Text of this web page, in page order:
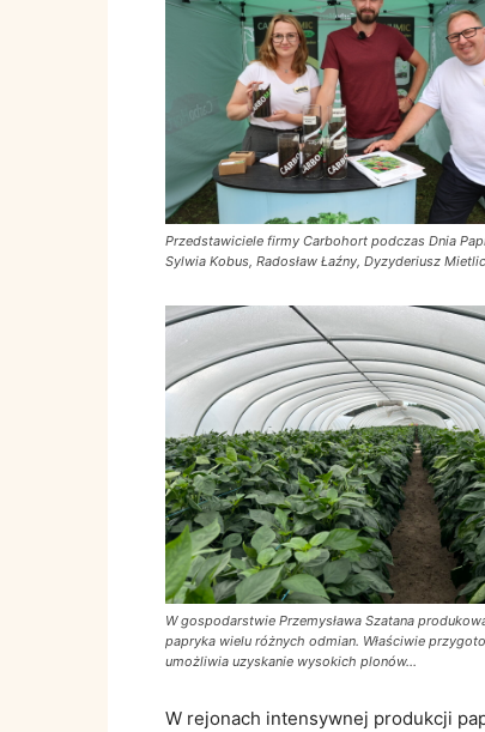
Przedstawiciele firmy Carbohort podczas Dnia
Sylwia Kobus, Radosław Łaźny, Dyzyderiusz
W gospodarstwie Przemysława Szatana
papryka wielu różnych odmian. Właściwie
umożliwia uzyskanie wysokich plonów…
W rejonach intensywnej produkcji